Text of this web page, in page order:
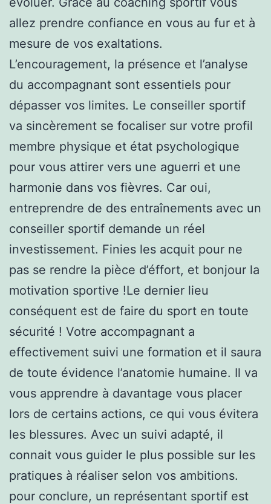
allez prendre confiance en vous au fur et à
mesure de vos exaltations.
L’encouragement, la présence et l’analyse
du accompagnant sont essentiels pour
dépasser vos limites. Le conseiller sportif
va sincèrement se focaliser sur votre profil
membre physique et état psychologique
pour vous attirer vers une aguerri et une
harmonie dans vos fièvres. Car oui,
entreprendre de des entraînements avec un
conseiller sportif demande un réel
investissement. Finies les acquit pour ne
pas se rendre la pièce d’éffort, et bonjour la
motivation sportive !Le dernier lieu
conséquent est de faire du sport en toute
sécurité ! Votre accompagnant a
effectivement suivi une formation et il saura
de toute évidence l’anatomie humaine. Il va
vous apprendre à davantage vous placer
lors de certains actions, ce qui vous évitera
les blessures. Avec un suivi adapté, il
connait vous guider le plus possible sur les
pratiques à réaliser selon vos ambitions.
pour conclure, un représentant sportif est